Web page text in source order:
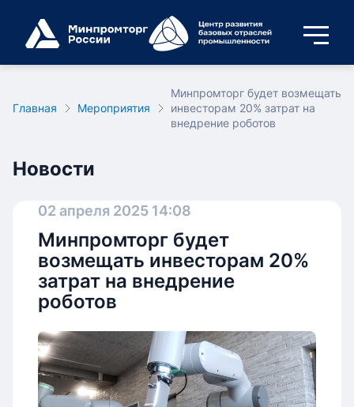
Главная Мероприятия
Минпромторг будет возмещать
инвесторам 20% затрат на
внедрение роботов
Новости
02 апреля 2025 14:08
Минпромторг будет
возмещать инвесторам 20%
затрат на внедрение
роботов